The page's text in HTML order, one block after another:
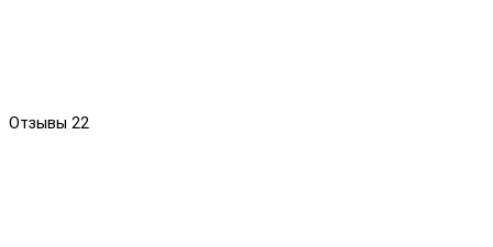
Отзывы 22